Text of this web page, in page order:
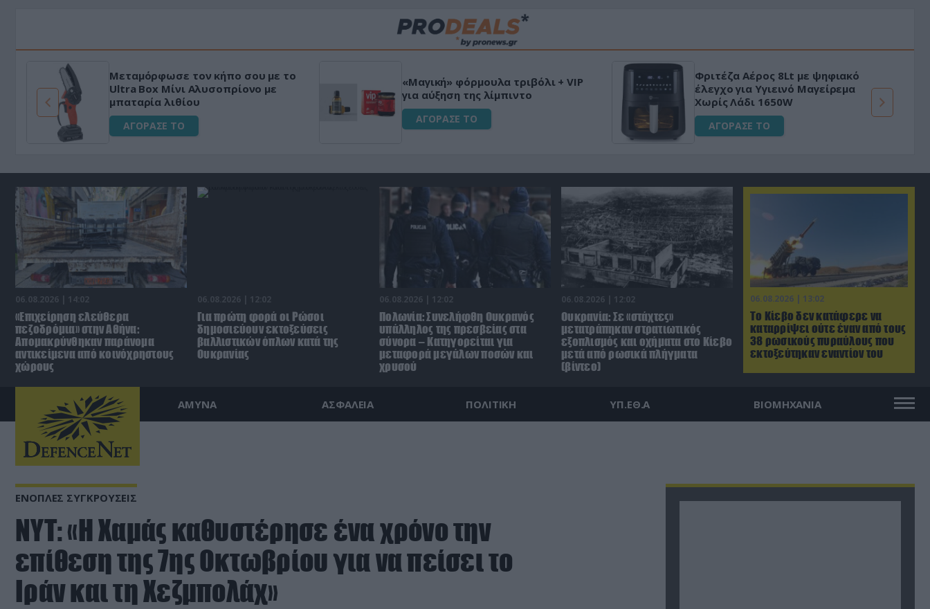
Μεταμόρφωσε τον κήπο σου με το
Ultra Box Μίνι Αλυσοπρίονο με
μπαταρία λιθίου
ΑΓΟΡΑΣΕ ΤΟ
«Μαγική» φόρμουλα τριβόλι + VIP
για αύξηση της λίμπιντο
ΑΓΟΡΑΣΕ ΤΟ
Φριτέζα Αέρος 8Lt με ψηφιακό
έλεγχο για Υγιεινό Μαγείρεμα
Χωρίς Λάδι 1650W
ΑΓΟΡΑΣΕ ΤΟ
06.08.2026 | 13:02
Το Κίεβο δεν κατάφερε να
καταρρίψει ούτε έναν από τους
38 ρωσικούς πυραύλους που
εκτοξεύτηκαν εναντίον του
06.08.2026 | 14:02
«Επιχείρηση ελεύθερα
πεζοδρόμια» στην Αθήνα:
Απομακρύνθηκαν παράνομα
αντικείμενα από κοινόχρηστους
χώρους
06.08.2026 | 12:02
Για πρώτη φορά οι Ρώσοι
δημοσιεύουν εκτοξεύσεις
βαλλιστικών όπλων κατά της
Ουκρανίας
06.08.2026 | 12:02
Πολωνία: Συνελήφθη Ουκρανός
υπάλληλος της πρεσβείας στα
σύνορα – Κατηγορείται για
μεταφορά μεγάλων ποσών και
χρυσού
06.08.2026 | 12:02
Ουκρανία: Σε «στάχτες»
μετατράπηκαν στρατιωτικός
εξοπλισμός και οχήματα στο Κίεβο
μετά από ρωσικά πλήγματα
(βίντεο)
ΑΜΥΝΑ ΑΣΦΑΛΕΙΑ ΠΟΛΙΤΙΚΗ ΥΠ.ΕΘ.Α ΒΙΟΜΗΧΑΝΙΑ
ΕΝΟΠΛΕΣ ΣΥΓΚΡΟΥΣΕΙΣ
NYT: «Η Χαμάς καθυστέρησε ένα χρόνο την
επίθεση της 7ης Οκτωβρίου για να πείσει το
Ιράν και τη Χεζμπολάχ»